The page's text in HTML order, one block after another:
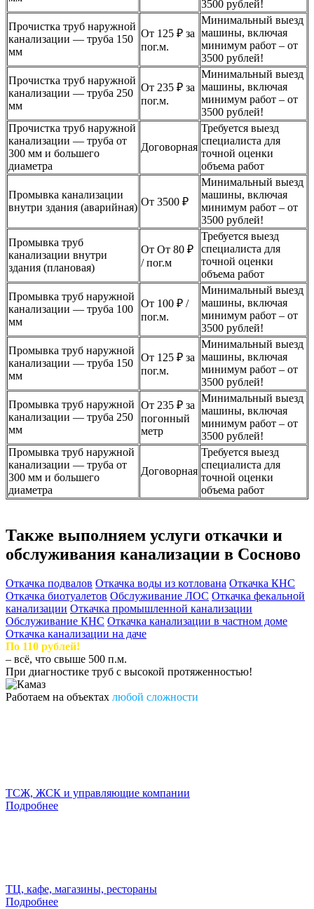
3500 рублей!
Прочистка труб наружной
канализации — труба 150
мм
От 125 ₽ за
пог.м.
Минимальный выезд
машины, включая
минимум работ – от
3500 рублей!
Прочистка труб наружной
канализации — труба 250
мм
От 235 ₽ за
пог.м.
Минимальный выезд
машины, включая
минимум работ – от
3500 рублей!
Прочистка труб наружной
канализации — труба от
300 мм и большего
диаметра
Договорная
Требуется выезд
специалиста для
точной оценки
объема работ
Промывка канализации
внутри здания (аварийная) От 3500 ₽
Минимальный выезд
машины, включая
минимум работ – от
3500 рублей!
Промывка труб
канализации внутри
здания (плановая)
От От 80 ₽
/ пог.м
Требуется выезд
специалиста для
точной оценки
объема работ
Промывка труб наружной
канализации — труба 100
мм
От 100 ₽ /
пог.м.
Минимальный выезд
машины, включая
минимум работ – от
3500 рублей!
Промывка труб наружной
канализации — труба 150
мм
От 125 ₽ за
пог.м.
Минимальный выезд
машины, включая
минимум работ – от
3500 рублей!
Промывка труб наружной
канализации — труба 250
мм
От 235 ₽ за
погонный
метр
Минимальный выезд
машины, включая
минимум работ – от
3500 рублей!
Промывка труб наружной
канализации — труба от
300 мм и большего
диаметра
Договорная
Требуется выезд
специалиста для
точной оценки
объема работ
Также выполняем услуги откачки и
обслуживания канализации в Сосново
Откачка подвалов Откачка воды из котлована Откачка КНС
Откачка биотуалетов Обслуживание ЛОС Откачка фекальной
канализации Откачка промышленной канализации
Обслуживание КНС Откачка канализации в частном доме
Откачка канализации на даче
По 110 рублей!
– всё, что свыше 500 п.м.
При диагностике труб с высокой протяженностью!
Работаем на объектах любой сложности
ТСЖ, ЖСК и управляющие компании
Подробнее
ТЦ, кафе, магазины, рестораны
Подробнее